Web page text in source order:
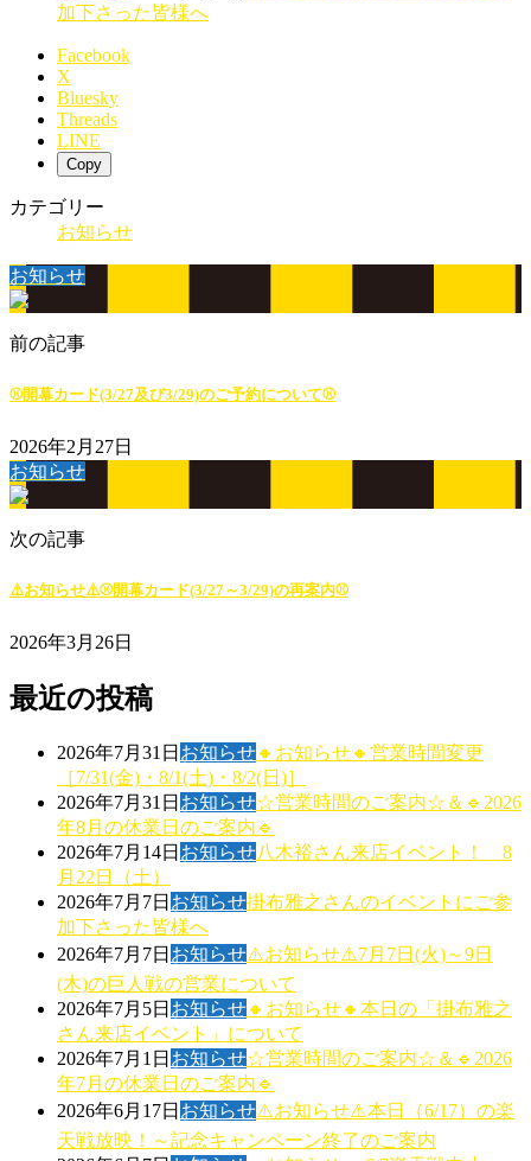
加下さった皆様へ
Facebook
X
Bluesky
Threads
LINE
Copy
カテゴリー
お知らせ
お知らせ
前の記事
⚾開幕カード(3/27及び3/29)のご予約について⚾
2026年2月27日
お知らせ
次の記事
⚠️お知らせ⚠️⚾開幕カード(3/27～3/29)の再案内⚾
2026年3月26日
最近の投稿
2026年7月31日 お知らせ🔸お知らせ🔸営業時間変更
［7/31(金)・8/1(土)・8/2(日)］
2026年7月31日 お知らせ☆営業時間のご案内☆＆🔹2026
年8月の休業日のご案内🔹
2026年7月14日 お知らせ八木裕さん来店イベント！ 8
月22日（土）
2026年7月7日 お知らせ掛布雅之さんのイベントにご参
加下さった皆様へ
2026年7月7日 お知らせ⚠️お知らせ⚠️7月7日(火)～9日
(木)の巨人戦の営業について
2026年7月5日 お知らせ🔸お知らせ🔸本日の「掛布雅之
さん来店イベント」について
2026年7月1日 お知らせ☆営業時間のご案内☆＆🔹2026
年7月の休業日のご案内🔹
2026年6月17日 お知らせ⚠️お知らせ⚠️本日（6/17）の楽
天戦放映！～記念キャンペーン終了のご案内